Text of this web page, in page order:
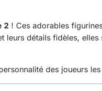
2 ! Ces adorables
leurs détails fidèles, elles
des joueurs